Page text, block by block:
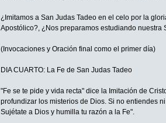
¿Imitamos a San Judas Tadeo en el celo por la
Apostólico?, ¿Nos preparamos estudiando
(Invocaciones y Oración final como el primer día)
DIA CUARTO: La Fe de San Judas Tadeo
"Fe se te pide y vida recta" dice la Imitación de
profundizar los misterios de Dios. Si no entiendes
Sujétate a Dios y humilla tu razón a la Fe".